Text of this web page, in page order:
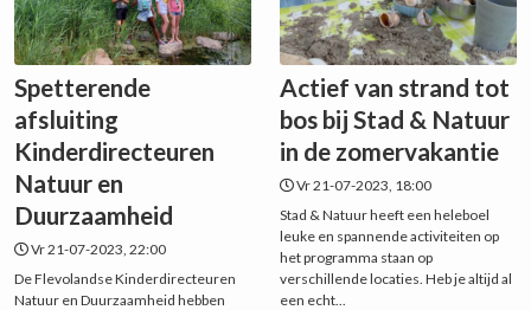
Spetterende
afsluiting
Kinderdirecteuren
Natuur en
Duurzaamheid
Vr 21-07-2023, 22:00
De Flevolandse Kinderdirecteuren
Natuur en Duurzaamheid hebben
Actief van strand tot
bos bij Stad & Natuur
in de zomervakantie
Vr 21-07-2023, 18:00
Stad & Natuur heeft een heleboel
leuke en spannende activiteiten op
het programma staan op
verschillende locaties. Heb je altijd al
een echt...